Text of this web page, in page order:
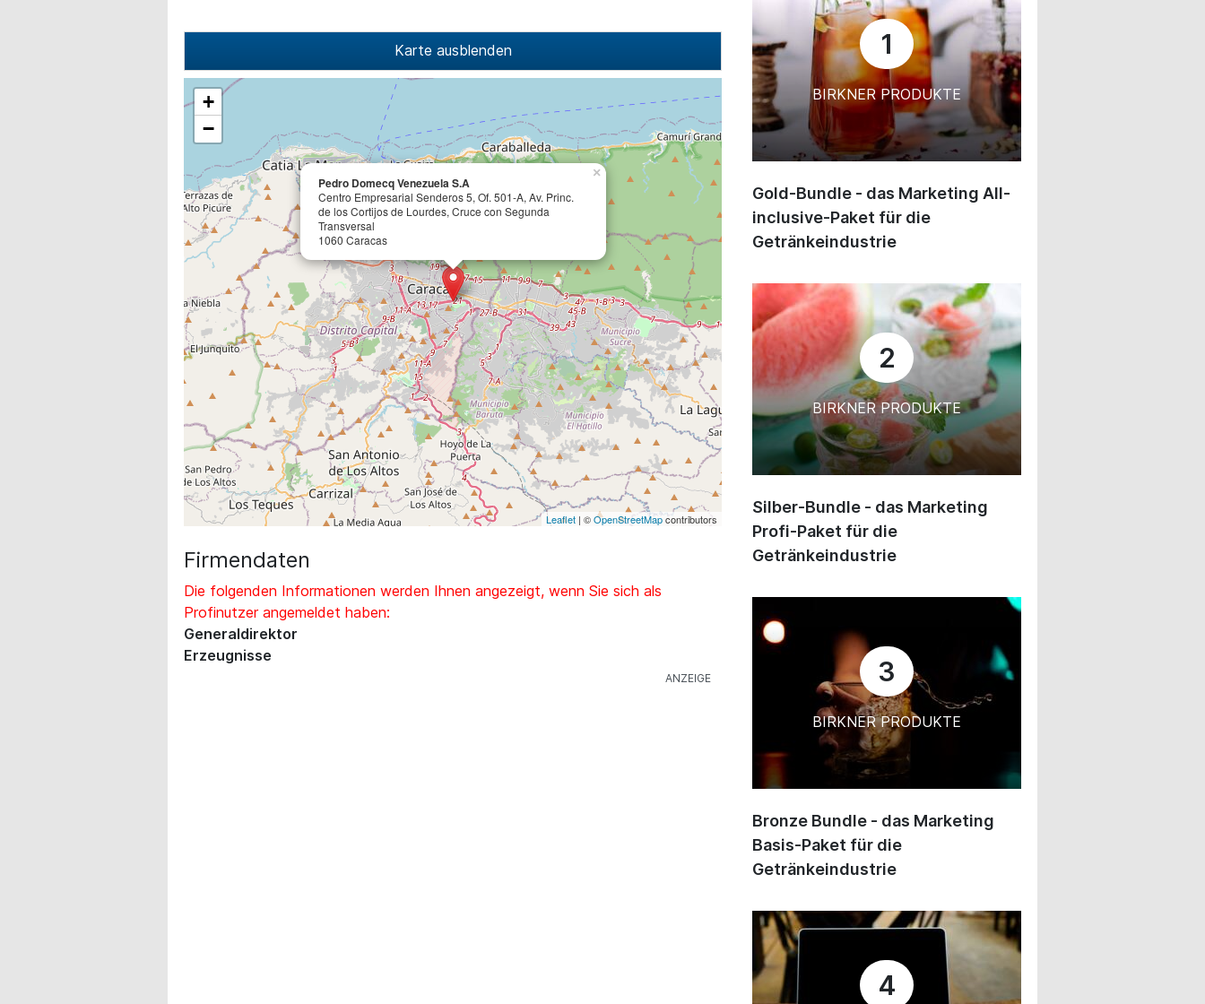
Karte ausblenden
Pedro Domecq Venezuela S.A
Centro Empresarial Senderos 5, Of. 501-A, Av. Princ.
de los Cortijos de Lourdes, Cruce con Segunda
Transversal
1060 Caracas
×
+
−
Leaflet | ©OpenStreetMapcontributors
Firmendaten
Die folgenden Informationen werden Ihnen angezeigt, wenn Sie sich als
Profinutzer angemeldet haben:
Generaldirektor
Erzeugnisse
1
BIRKNER PRODUKTE
Gold-Bundle - das Marketing All-
inclusive-Paket für die
Getränkeindustrie
2
BIRKNER PRODUKTE
Silber-Bundle - das Marketing
Profi-Paket für die
Getränkeindustrie
3
BIRKNER PRODUKTE
Bronze Bundle - das Marketing
Basis-Paket für die
Getränkeindustrie
4